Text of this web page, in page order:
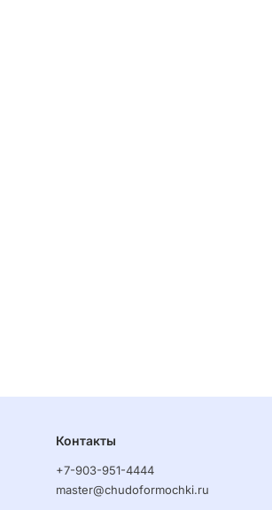
Контакты
+7-903-951-4444
master@chudoformochki.ru